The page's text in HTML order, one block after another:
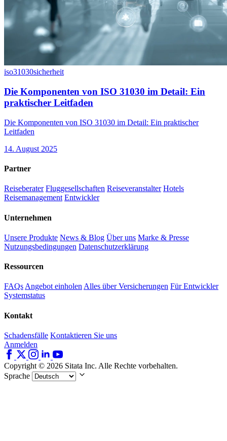
iso31030sicherheit
Die Komponenten von ISO 31030 im Detail: Ein
praktischer Leitfaden
Die Komponenten von ISO 31030 im Detail: Ein praktischer
Leitfaden
14. August 2025
Partner
Reiseberater Fluggesellschaften Reiseveranstalter Hotels
Reisemanagement Entwickler
Unternehmen
Unsere Produkte News & Blog Über uns Marke & Presse
Nutzungsbedingungen Datenschutzerklärung
Ressourcen
FAQsAngebot einholenAlles über Versicherungen Für Entwickler
Systemstatus
Kontakt
Schadensfälle Kontaktieren Sie uns
Anmelden
Copyright © 2026 Sitata Inc. Alle Rechte vorbehalten.
Sprache